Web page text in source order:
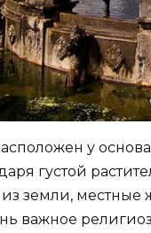
у
густой
земли,
важное